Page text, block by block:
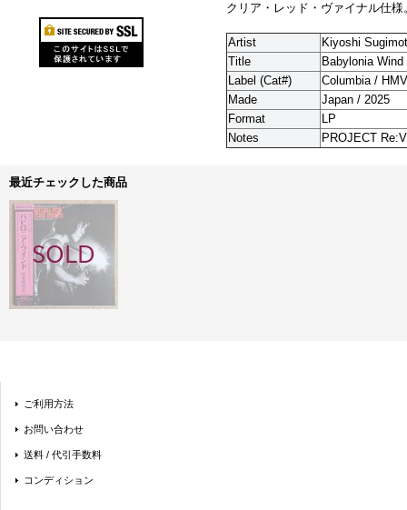
クリア・レッド・ヴァイナル仕様
Artist
Kiyoshi
Title
Babylonia Wind
Label (Cat#)
Columbia /
Made
Japan / 2025
Format
LP
Notes
PROJECT
最近チェックした商品
ご利用方法
お問い合わせ
送料 / 代引手数料
コンディション